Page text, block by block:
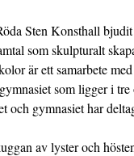
Sten Konsthall
som skulpturalt
är ett samarbete
som ligger i
och gymnasiet har
av lyster och